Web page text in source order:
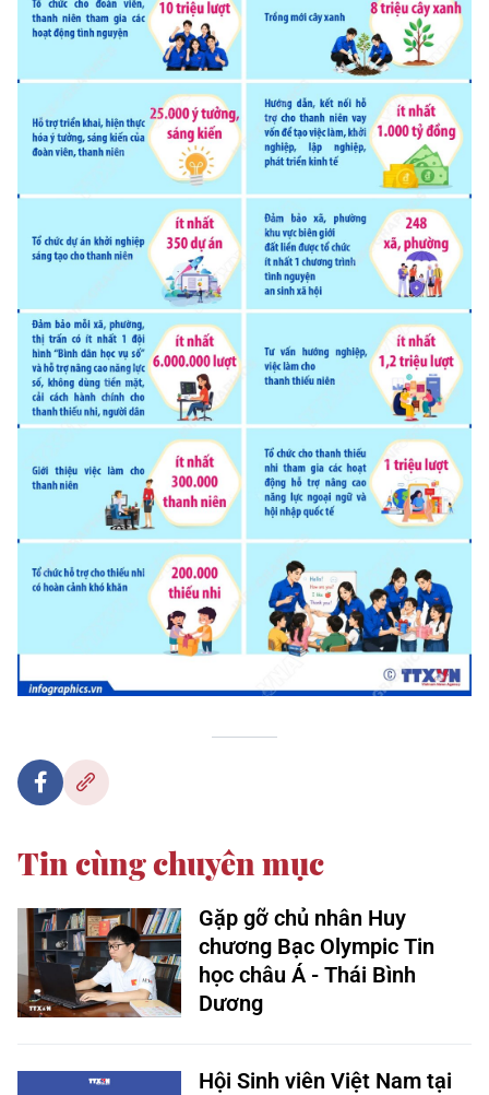
Tin cùng chuyên mục
Gặp gỡ chủ nhân Huy
chương Bạc Olympic Tin
học châu Á - Thái Bình
Dương
Hội Sinh viên Việt Nam tại